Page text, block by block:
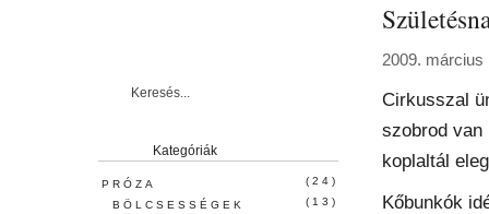
2009. március
Cirkusszal
szobrod van
koplaltál
Kőbunkók
Kategóriák
PRÓZA
(24)
BÖLCSESSÉGEK
(13)